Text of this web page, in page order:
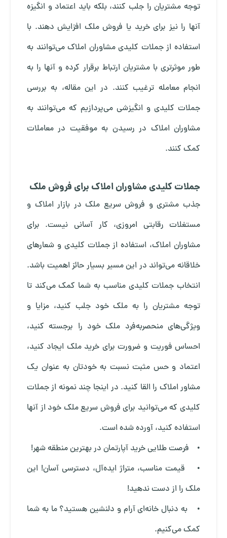
توجه مشتریان را جلب کنند، بلکه باید اعتماد و انگیزه
آنها را نیز برای خرید یا فروش ملک افزایش دهند. با
استفاده از جملات کلیدی مشاوران املاک می‌توانند به
طور موثرتری با مشتریان ارتباط برقرار کرده و آنها را به
انجام معامله ترغیب کنند. در این مقاله، به بررسی
جملات کلیدی و انگیزشی می‌پردازیم که می‌توانند به
مشاوران املاک در رسیدن به موفقیت در معاملات
کمک کنند.
جملات کلیدی مشاوران املاک برای فروش ملک
جذب مشتری و فروش سریع ملک در بازار املاک و
مستغلات رقابتی امروزی، کار آسانی نیست. برای
مشاوران املاک، استفاده از جملات کلیدی و شعارهای
خلاقانه می‌تواند در این مسیر بسیار حائز اهمیت باشد.
انتخاب جملات کلیدی مناسب به شما کمک می‌کند تا
توجه مشتریان را به ملک خود جلب کنید، مزایا و
ویژگی‌های منحصربه‌فرد ملک خود را برجسته کنید،
احساس فوریت و ضرورت برای خرید ملک ایجاد کنید،
اعتماد و حس مثبت نسبت به خودتان به عنوان یک
مشاور املاک را القا کنید. در اینجا چند نمونه از جملات
کلیدی که می‌توانید برای فروش سریع ملک خود از آنها
استفاده کنید، آورده شده است.
• فرصت طلایی خرید آپارتمان در بهترین منطقه شهر!
• قیمت مناسب، متراژ ایده‌آل، دسترسی آسان! این
ملک را از دست ندهید!
• به دنبال خانه‌ای آرام و دلنشین هستید؟ ما به شما
کمک می‌کنیم.